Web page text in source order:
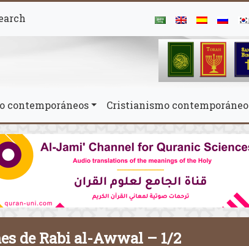
contemporáneos Cristianismo contemporáneo
de Rabi al-Awwal – 1/2